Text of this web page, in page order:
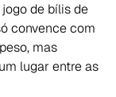
de bílis de
convence com
mas
lugar entre as